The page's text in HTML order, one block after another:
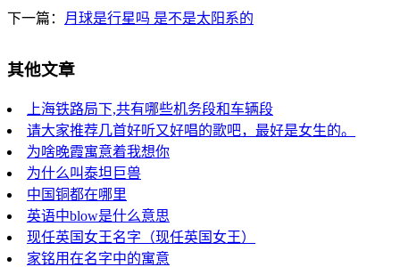
下一篇： 月球是行星吗 是不是太阳系的
其他文章
上海铁路局下,共有哪些机务段和车辆段
请大家推荐几首好听又好唱的歌吧，最好是女生的。
为啥晚霞寓意着我想你
为什么叫泰坦巨兽
中国铜都在哪里
英语中blow是什么意思
现任英国女王名字（现任英国女王）
家铭用在名字中的寓意